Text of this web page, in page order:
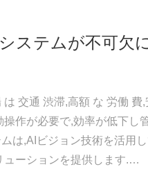
ステムが不可欠
交通 渋滞,高額 な 労働 費
作が必要で,効率が低下し
は,AIビジョン技術を活用
ーションを提供します.